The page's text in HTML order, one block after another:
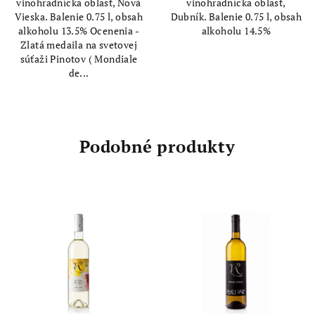
Vieska. Balenie 0.75 l, obsah
alkoholu 13.5% Ocenenia -
Zlatá medaila na svetovej
súťaži Pinotov ( Mondiale
de...
hviezdičiek.
Dubník. Balenie 0.75 l, obsah
alkoholu 14.5%
Podobné produkty